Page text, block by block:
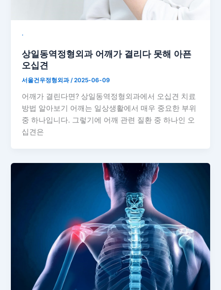
˙
상일동역정형외과 어깨가 결리다 못해 아픈
오십견
서울건우정형외과/2025-06-09
어깨가 결린다면? 상일동역정형외과에서 오십견 치료
방법 알아보기 어깨는 일상생활에서 매우 중요한 부위
중 하나입니다. 그렇기에 어깨 관련 질환 중 하나인 오
십견은